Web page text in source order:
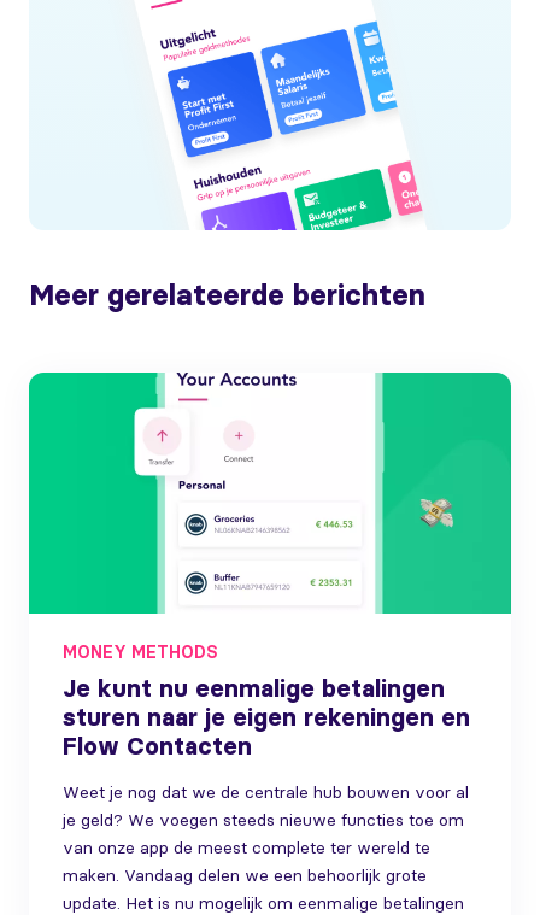
Meer gerelateerde berichten
MONEY METHODS
Je kunt nu eenmalige betalingen
sturen naar je eigen rekeningen en
Flow Contacten
Weet je nog dat we de centrale hub bouwen voor al
je geld? We voegen steeds nieuwe functies toe om
van onze app de meest complete ter wereld te
maken. Vandaag delen we een behoorlijk grote
update. Het is nu mogelijk om eenmalige betalingen